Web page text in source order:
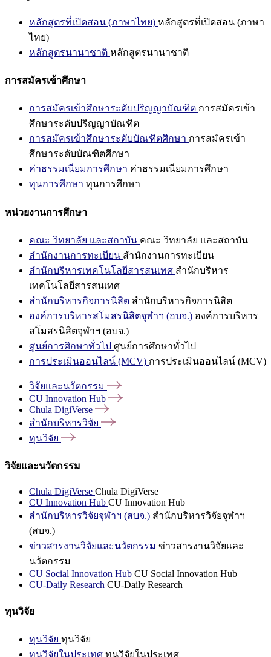
หลักสูตรที่เปิดสอน (ภาษาไทย) หลักสูตรที่เปิดสอน (ภาษา
ไทย)
หลักสูตรนานาชาติ หลักสูตรนานาชาติ
การสมัครเข้าศึกษา
การสมัครเข้าศึกษาระดับปริญญาบัณฑิต การสมัครเข้า
ศึกษาระดับปริญญาบัณฑิต
การสมัครเข้าศึกษาระดับบัณฑิตศึกษา การสมัครเข้า
ศึกษาระดับบัณฑิตศึกษา
ค่าธรรมเนียมการศึกษา ค่าธรรมเนียมการศึกษา
ทุนการศึกษา ทุนการศึกษา
หน่วยงานการศึกษา
คณะ วิทยาลัย และสถาบัน คณะ วิทยาลัย และสถาบัน
สำนักงานการทะเบียน สำนักงานการทะเบียน
สำนักบริหารเทคโนโลยีสารสนเทศ สำนักบริหาร
เทคโนโลยีสารสนเทศ
สำนักบริหารกิจการนิสิต สำนักบริหารกิจการนิสิต
องค์การบริหารสโมสรนิสิตจุฬาฯ (อบจ.) องค์การบริหาร
สโมสรนิสิตจุฬาฯ (อบจ.)
ศูนย์การศึกษาทั่วไป ศูนย์การศึกษาทั่วไป
การประเมินออนไลน์ (MCV) การประเมินออนไลน์ (MCV)
วิจัยและนวัตกรรม
CU Innovation Hub
Chula DigiVerse
สำนักบริหารวิจัย
ทุนวิจัย
วิจัยและนวัตกรรม
Chula DigiVerse Chula DigiVerse
CU Innovation Hub CU Innovation Hub
สำนักบริหารวิจัยจุฬาฯ (สบจ.) สำนักบริหารวิจัยจุฬาฯ
(สบจ.)
ข่าวสารงานวิจัยและนวัตกรรม ข่าวสารงานวิจัยและ
นวัตกรรม
CU Social Innovation Hub CU Social Innovation Hub
CU-Daily Research CU-Daily Research
ทุนวิจัย
ทุนวิจัย ทุนวิจัย
ทุนวิจัยในประเทศ ทุนวิจัยในประเทศ